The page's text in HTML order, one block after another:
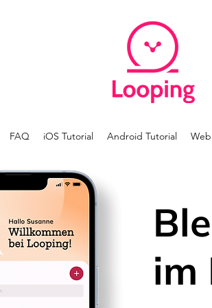
FAQ iOS Tutorial Android Tutorial
im